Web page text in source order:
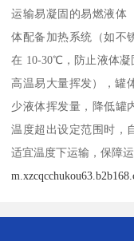
运输易凝固的易燃液体
体配备加热系统（如不
在 10-30℃，防止液体凝
高温易大量挥发），罐
少液体挥发量，降低罐
温度超出设定范围时，
适宜温度下运输，保障